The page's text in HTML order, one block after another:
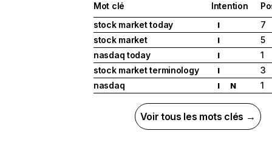
Mot clé Intention
stock market today
I
7
stock market
I
5
nasdaq today
I
1
stock market terminology
I
3
nasdaq
I N 1
Voir tous les mots clés →